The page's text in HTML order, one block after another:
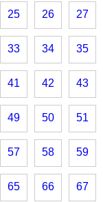
25 26 27
33 34 35
41 42 43
49 50 51
57 58 59
65 66 67